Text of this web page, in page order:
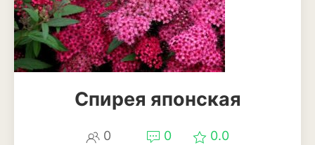
Комнатные растения
Аглаонема
Алоказия
Спирея японская
0 0 0.0